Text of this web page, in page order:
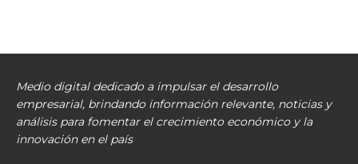
Medio digital dedicado a impulsar el desarrollo
empresarial, brindando información relevante, noticias y
análisis para fomentar el crecimiento económico y la
innovación en el país